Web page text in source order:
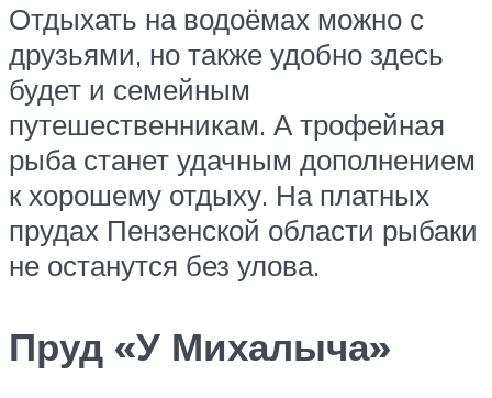
Отдыхать на водоёмах можно с
друзьями, но также удобно здесь
будет и семейным
путешественникам. А трофейная
рыба станет удачным дополнением
к хорошему отдыху. На платных
прудах Пензенской области рыбаки
не останутся без улова.
Пруд «У Михалыча»